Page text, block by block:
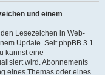
und einem
Lesezeichen in Web-
Update. Seit phpBB 3.1
kannst eine
wird. Abonnements
eines Themas oder eines